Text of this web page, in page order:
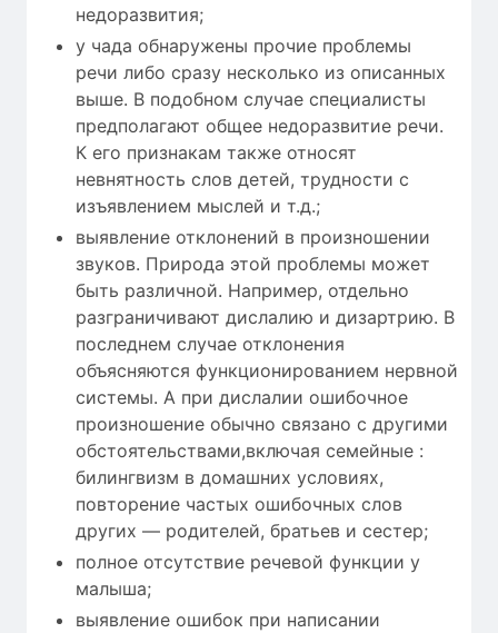
недоразвития;
у чада обнаружены прочие проблемы
речи либо сразу несколько из описанных
выше. В подобном случае специалисты
предполагают общее недоразвитие речи.
К его признакам также относят
невнятность слов детей, трудности с
изъявлением мыслей и т.д.;
выявление отклонений в произношении
звуков. Природа этой проблемы может
быть различной. Например, отдельно
разграничивают дислалию и дизартрию. В
последнем случае отклонения
объясняются функционированием нервной
системы. А при дислалии ошибочное
произношение обычно связано с другими
обстоятельствами,включая семейные :
билингвизм в домашних условиях,
повторение частых ошибочных слов
других — родителей, братьев и сестер;
полное отсутствие речевой функции у
малыша;
выявление ошибок при написании